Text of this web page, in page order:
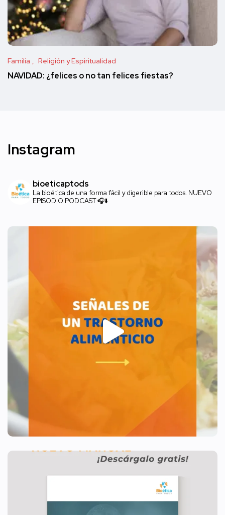
Familia Religión y Espiritualidad
NAVIDAD: ¿felices o no tan felices fiestas?
Instagram
bioeticaptods
La bioética de una forma fácil y digerible para todos. NUEVO
EPISODIO PODCAST 🎧⬇️